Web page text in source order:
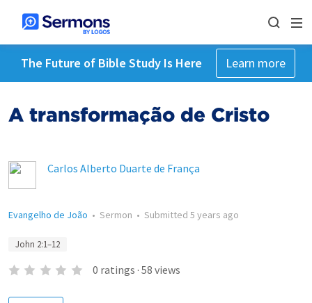
The Future of Bible Study Is Here Learn more
A transformação de Cristo
Carlos Alberto Duarte de França
Evangelho de João • Sermon • Submitted 5 years ago
John 2:1–12
0 ratings · 58 views